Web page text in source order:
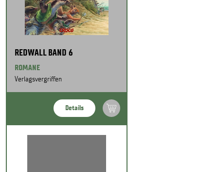
REDWALL BAND 6
ROMANE
Verlagsvergriffen
Details